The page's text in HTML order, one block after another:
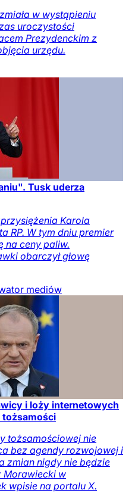
w wystąpieniu
uroczystości
Prezydenckim z
urzędu.
Tusk uderza
Karola
RP. W tym dniu premier
na ceny paliw.
obarczył głowę
mediów
i loży internetowych
tożsamości
tożsamościowej nie
bez agendy rozwojowej i
zmian nigdy nie będzie
Morawiecki w
wpisie na portalu X.